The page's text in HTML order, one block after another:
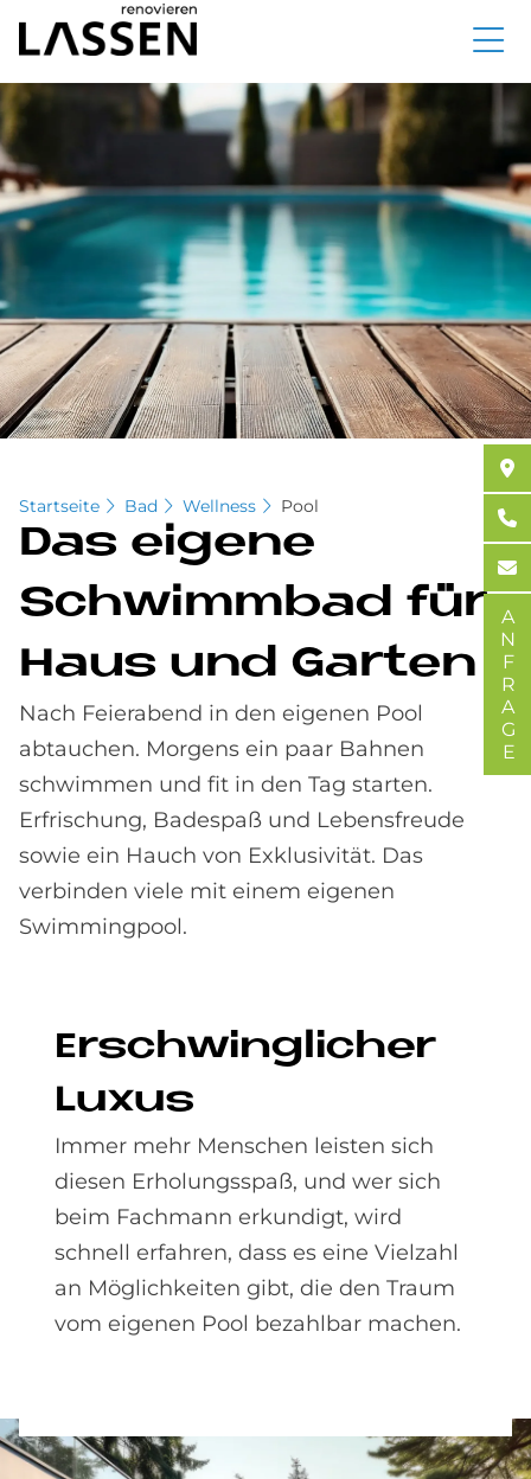
Direkt
zum
Startseite Bad Wellness Pool
Das ei­ge­ne
Schwimm­bad für
Haus und Gar­ten
Nach Feierabend in den eigenen Pool
abtauchen. Morgens ein paar Bahnen
schwimmen und fit in den Tag starten.
Erfrischung, Badespaß und Lebensfreude
sowie ein Hauch von Exklusivität. Das
verbinden viele mit einem eigenen
Swimmingpool.
Er­schwing­li­cher
Lu­xus
Immer mehr Menschen leisten sich
diesen Erholungsspaß, und wer sich
beim Fachmann erkundigt, wird
schnell erfahren, dass es eine Vielzahl
an Möglichkeiten gibt, die den Traum
vom eigenen Pool bezahlbar machen.
ANFRAGE